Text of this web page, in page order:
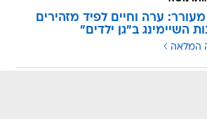
ערה וחיים לפיד מזהירים
השיימינג ב"גן ילדים"
המלאה